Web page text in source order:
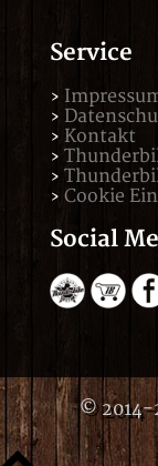
Service
Kontakt
Cookie
Social
© 2014-